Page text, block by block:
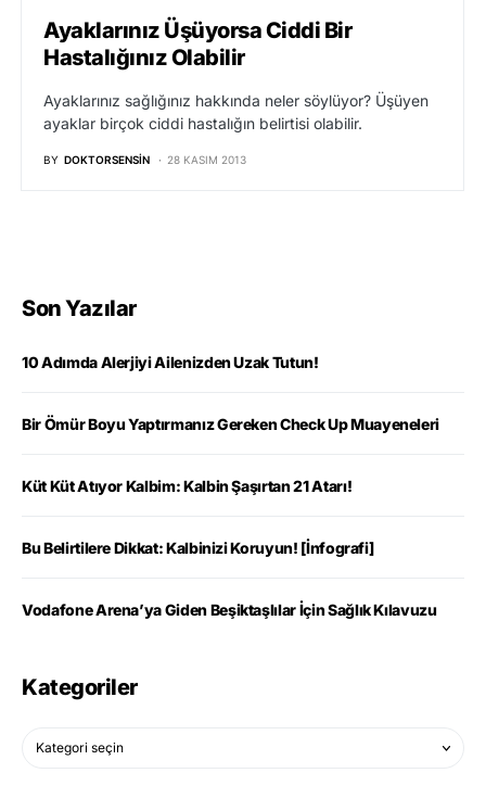
Ayaklarınız Üşüyorsa Ciddi Bir
Hastalığınız Olabilir
Ayaklarınız sağlığınız hakkında neler söylüyor? Üşüyen
ayaklar birçok ciddi hastalığın belirtisi olabilir.
BY DOKTORSENSIN 28 KASIM 2013
Son Yazılar
10 Adımda Alerjiyi Ailenizden Uzak Tutun!
Bir Ömür Boyu Yaptırmanız Gereken Check Up Muayeneleri
Küt Küt Atıyor Kalbim: Kalbin Şaşırtan 21 Atarı!
Bu Belirtilere Dikkat: Kalbinizi Koruyun! [İnfografi]
Vodafone Arena’ya Giden Beşiktaşlılar İçin Sağlık Kılavuzu
Kategoriler